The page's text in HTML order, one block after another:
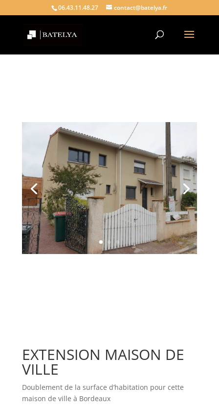
06.43.11.48.27 contact@batelya.fr
EXTENSION MAISON DE
VILLE
Doublement de la surface d’habitation pour cette
maison de ville à Bordeaux